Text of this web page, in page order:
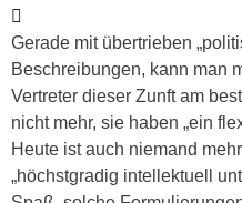
Gerade mit übertrieben
Beschreibungen, kann man
Vertreter dieser Zunft am
nicht mehr, sie haben „ein
Heute ist auch niemand
„höchstgradig intellektuell